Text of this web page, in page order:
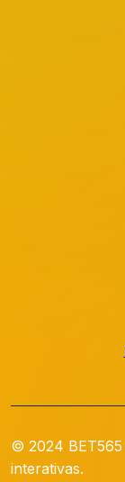
© 2024 BET565
interativas.